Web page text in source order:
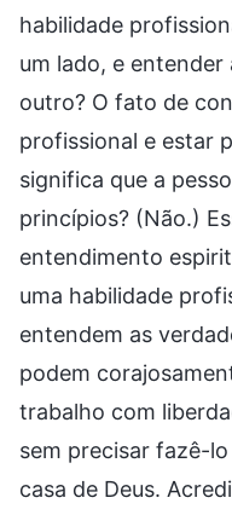
habilidade
um lado, e
outro? O fato de
profissional e estar
significa que a
princípios? (Não.)
entendimento
uma habilidade
entendem as
podem
trabalho com
sem precisar fazê-
casa de Deus.